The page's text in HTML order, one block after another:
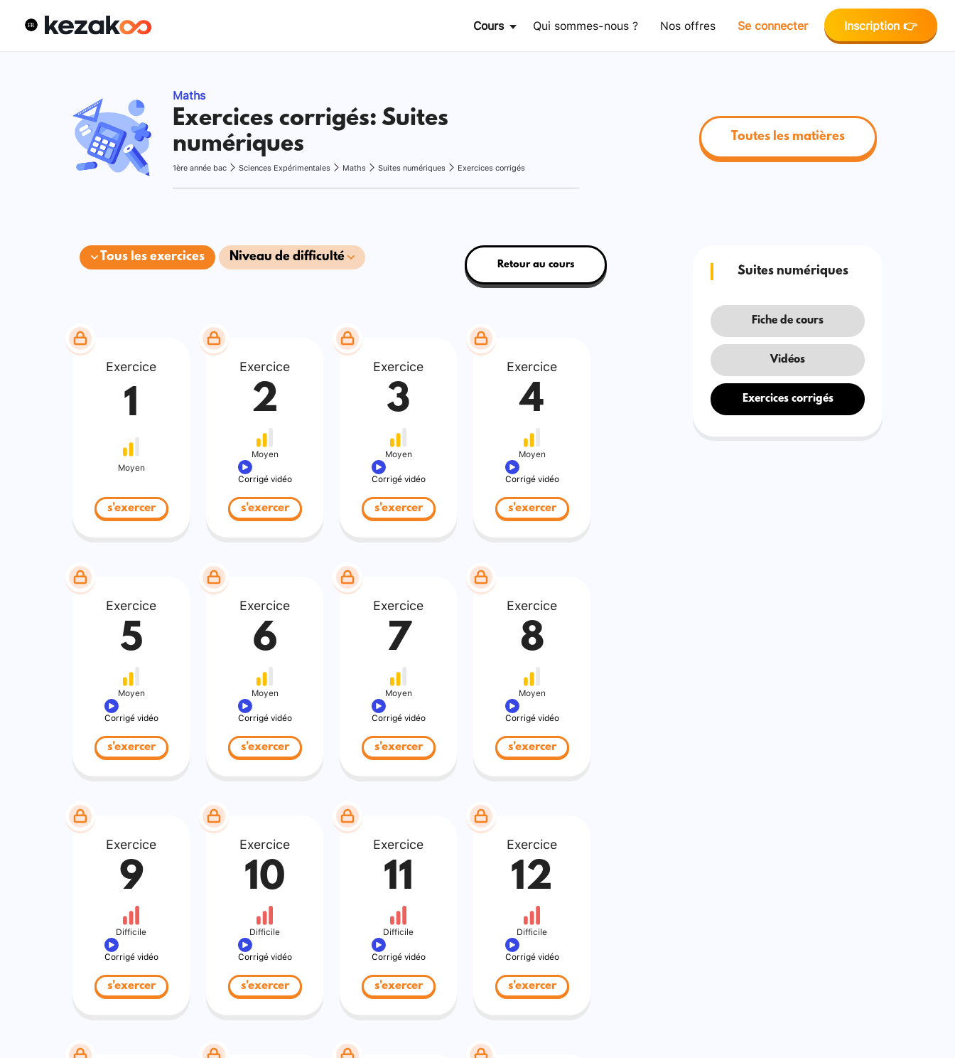
Cours Qui sommes-nous ? Nos offres Se connecter Inscription 👉
Maths
Exercices corrigés: Suites
numériques
1ère année bac Sciences Expérimentales Maths Suites numériques Exercices corrigés
Toutes les matières
Tous les exercices Niveau de difficulté
Retour au cours
Exercice
1
Moyen
s'exercer
Exercice
2
Moyen
Corrigé vidéo
s'exercer
Exercice
3
Moyen
Corrigé vidéo
s'exercer
Exercice
4
Moyen
Corrigé vidéo
s'exercer
Exercice
5
Moyen
Corrigé vidéo
s'exercer
Exercice
6
Moyen
Corrigé vidéo
s'exercer
Exercice
7
Moyen
Corrigé vidéo
s'exercer
Exercice
8
Moyen
Corrigé vidéo
s'exercer
Exercice
9
Difficile
Corrigé vidéo
s'exercer
Exercice
10
Difficile
Corrigé vidéo
s'exercer
Exercice
11
Difficile
Corrigé vidéo
s'exercer
Exercice
12
Difficile
Corrigé vidéo
s'exercer
Suites numériques
Fiche de cours
Vidéos
Exercices corrigés